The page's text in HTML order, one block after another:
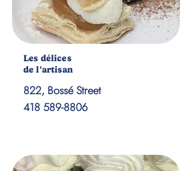
Les délices
de l'artisan
822, Bossé Street
418 589-8806